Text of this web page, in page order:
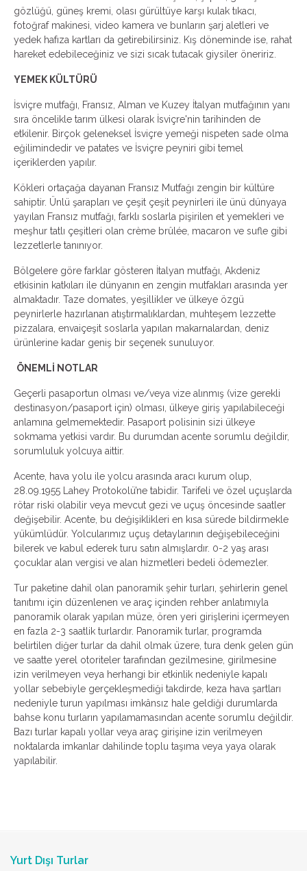
gözlüğü, güneş kremi, olası gürültüye karşı kulak tıkacı,
fotoğraf makinesi, video kamera ve bunların şarj aletleri ve
yedek hafıza kartları da getirebilirsiniz. Kış döneminde ise, rahat
hareket edebileceğiniz ve sizi sıcak tutacak giysiler öneririz.
YEMEK KÜLTÜRÜ
İsviçre mutfağı, Fransız, Alman ve Kuzey İtalyan mutfağının yanı
sıra öncelikle tarım ülkesi olarak İsviçre'nin tarihinden de
etkilenir. Birçok geleneksel İsviçre yemeği nispeten sade olma
eğilimindedir ve patates ve İsviçre peyniri gibi temel
içeriklerden yapılır.
Kökleri ortaçağa dayanan Fransız Mutfağı zengin bir kültüre
sahiptir. Ünlü şarapları ve çeşit çeşit peynirleri ile ünü dünyaya
yayılan Fransız mutfağı, farklı soslarla pişirilen et yemekleri ve
meşhur tatlı çeşitleri olan crème brûlée, macaron ve sufle gibi
lezzetlerle tanınıyor.
Bölgelere göre farklar gösteren İtalyan mutfağı, Akdeniz
etkisinin katkıları ile dünyanın en zengin mutfakları arasında yer
almaktadır. Taze domates, yeşillikler ve ülkeye özgü
peynirlerle hazırlanan atıştırmalıklardan, muhteşem lezzette
pizzalara, envaiçeşit soslarla yapılan makarnalardan, deniz
ürünlerine kadar geniş bir seçenek sunuluyor.
ÖNEMLİ NOTLAR
Geçerli pasaportun olması ve/veya vize alınmış (vize gerekli
destinasyon/pasaport için) olması, ülkeye giriş yapılabileceği
anlamına gelmemektedir. Pasaport polisinin sizi ülkeye
sokmama yetkisi vardır. Bu durumdan acente sorumlu değildir,
sorumluluk yolcuya aittir.
Acente, hava yolu ile yolcu arasında aracı kurum olup,
28.09.1955 Lahey Protokolü’ne tabidir. Tarifeli ve özel uçuşlarda
rötar riski olabilir veya mevcut gezi ve uçuş öncesinde saatler
değişebilir. Acente, bu değişiklikleri en kısa sürede bildirmekle
yükümlüdür. Yolcularımız uçuş detaylarının değişebileceğini
bilerek ve kabul ederek turu satın almışlardır. 0-2 yaş arası
çocuklar alan vergisi ve alan hizmetleri bedeli ödemezler.
Tur paketine dahil olan panoramik şehir turları, şehirlerin genel
tanıtımı için düzenlenen ve araç içinden rehber anlatımıyla
panoramik olarak yapılan müze, ören yeri girişlerini içermeyen
en fazla 2-3 saatlik turlardır. Panoramik turlar, programda
belirtilen diğer turlar da dahil olmak üzere, tura denk gelen gün
ve saatte yerel otoriteler tarafından gezilmesine, girilmesine
izin verilmeyen veya herhangi bir etkinlik nedeniyle kapalı
yollar sebebiyle gerçekleşmediği takdirde, keza hava şartları
nedeniyle turun yapılması imkânsız hale geldiği durumlarda
bahse konu turların yapılamamasından acente sorumlu değildir.
Bazı turlar kapalı yollar veya araç girişine izin verilmeyen
noktalarda imkanlar dahilinde toplu taşıma veya yaya olarak
yapılabilir.
Yurt Dışı Turlar